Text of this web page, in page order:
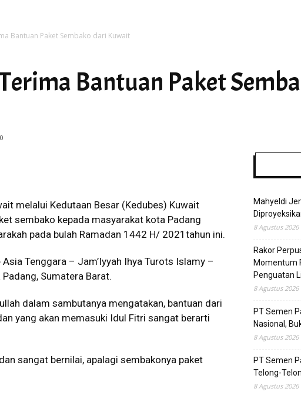
Time
Bantuan Paket Sembako dari Kuwait
Bantuan Paket
0
melalui Kedutaan Besar (Kedubes) Kuwait
sembako kepada masyarakat kota Padang
pada bulah Ramadan 1442 H/ 2021tahun ini.
Tenggara – Jam’Iyyah Ihya Turots Islamy –
Sumatera Barat.
dalam sambutanya mengatakan, bantuan dari
yang akan memasuki Idul Fitri sangat berarti
sangat bernilai, apalagi sembakonya paket
Mahyeldi
8 Agustus 2026
Rakor
Momentum
Penguatan
8 Agustus 2026
PT Semen
Nasional,
8 Agustus 2026
PT Semen
Telong-
8 Agustus 2026